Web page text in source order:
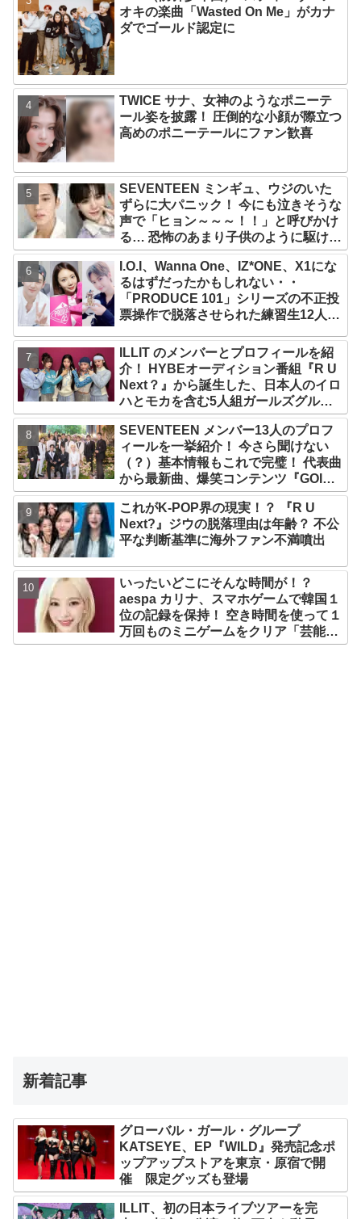
オキの楽曲「Wasted On Me」がカナ
ダでゴールド認定に
TWICE サナ、女神のようなポニーテ
ール姿を披露！ 圧倒的な小顔が際立つ
高めのポニーテールにファン歓喜
SEVENTEEN ミンギュ、ウジのいた
ずらに大パニック！ 今にも泣きそうな
声で「ヒョン～～～！！」と呼びかけ
る… 恐怖のあまり子供のように駆け出
す姿がかわいい
I.O.I、Wanna One、IZ*ONE、X1にな
るはずだったかもしれない・・
「PRODUCE 101」シリーズの不正投
票操作で脱落させられた練習生12人の
ILLIT のメンバーとプロフィールを紹
介！ HYBEオーディション番組『R U
Next？』から誕生した、日本人のイロ
ハとモカを含む5人組ガールズグルー
プ！ デビュー曲「Magnetic」がいき
なりの大ヒット
SEVENTEEN メンバー13人のプロフ
ィールを一挙紹介！ 今さら聞けない
（？）基本情報もこれで完璧！ 代表曲
から最新曲、爆笑コンテンツ『GOING
SEVENTEEN』まで・・VERY NICE
な魅力が満載
これがK-POP界の現実！？ 『R U
Next?』ジウの脱落理由は年齢？ 不公
平な判断基準に海外ファン不満噴出
いったいどこにそんな時間が！？
aespa カリナ、スマホゲームで韓国１
位の記録を保持！ 空き時間を使って１
万回ものミニゲームをクリア「芸能人
たちが時間がないと言っているのは全
新着記事
グローバル・ガール・グループ
KATSEYE、EP『WILD』発売記念ポ
ップアップストアを東京・原宿で開
催 限定グッズも登場
ILLIT、初の日本ライブツアーを完